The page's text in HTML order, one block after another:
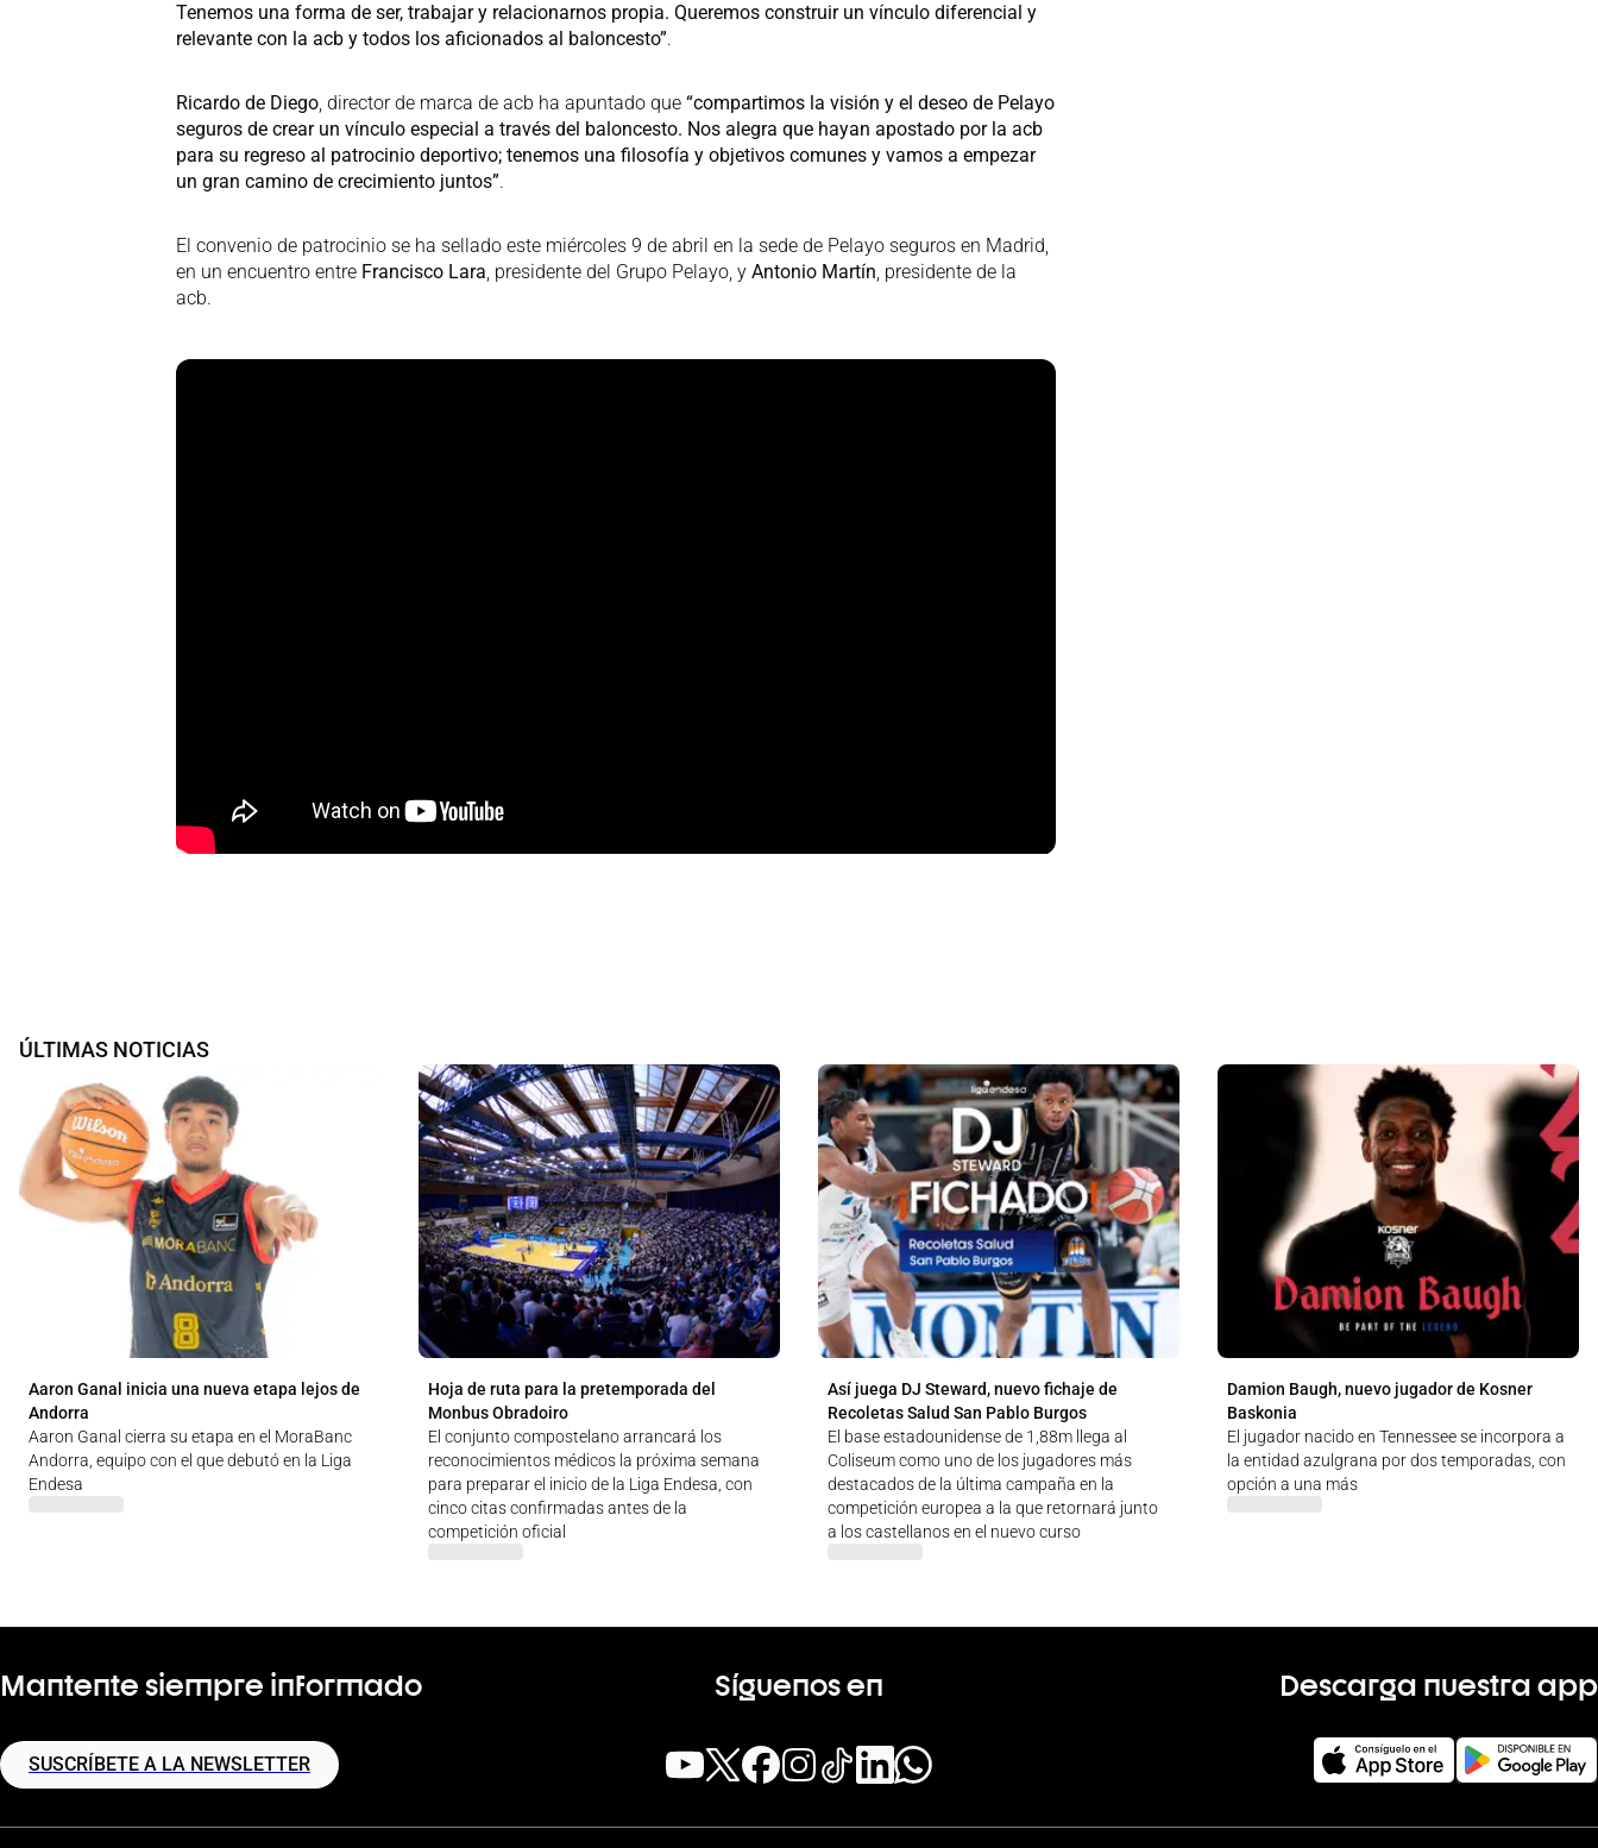
Tenemos una forma de ser, trabajar y relacionarnos propia. Queremos construir un vínculo diferencial y
relevante con la acb y todos los aficionados al baloncesto”.
Ricardo de Diego, director de marca de acb ha apuntado que “compartimos la visión y el deseo de Pelayo
seguros de crear un vínculo especial a través del baloncesto. Nos alegra que hayan apostado por la acb
para su regreso al patrocinio deportivo; tenemos una filosofía y objetivos comunes y vamos a empezar
un gran camino de crecimiento juntos”.
El convenio de patrocinio se ha sellado este miércoles 9 de abril en la sede de Pelayo seguros en Madrid,
en un encuentro entre Francisco Lara, presidente del Grupo Pelayo, y Antonio Martín, presidente de la
acb.
ÚLTIMAS NOTICIAS
Aaron Ganal inicia una nueva etapa lejos de
Andorra
Aaron Ganal cierra su etapa en el MoraBanc
Andorra, equipo con el que debutó en la Liga
Endesa
Hoja de ruta para la pretemporada del
Monbus Obradoiro
El conjunto compostelano arrancará los
reconocimientos médicos la próxima semana
para preparar el inicio de la Liga Endesa, con
cinco citas confirmadas antes de la
competición oficial
Así juega DJ Steward, nuevo fichaje de
Recoletas Salud San Pablo Burgos
El base estadounidense de 1,88m llega al
Coliseum como uno de los jugadores más
destacados de la última campaña en la
competición europea a la que retornará junto
a los castellanos en el nuevo curso
Damion Baugh, nuevo jugador de Kosner
Baskonia
El jugador nacido en Tennessee se incorpora a
la entidad azulgrana por dos temporadas, con
opción a una más
Mantente siempre informado
SUSCRÍBETE A LA NEWSLETTER
Síguenos en Descarga nuestra app